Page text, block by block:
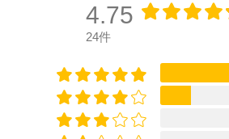
4.75
24件